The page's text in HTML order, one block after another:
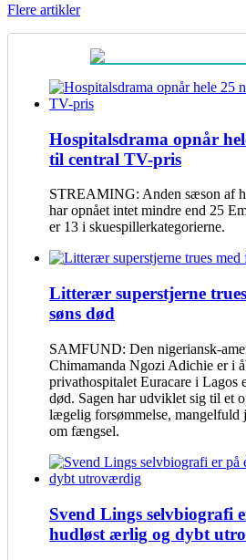
Flere artikler
Hospitalsdrama opnår
til central TV-pris
STREAMING: Anden sæson af
har opnået intet mindre end 25
er 13 i skuespillerkategorierne.
Litterær superstjerne
søns død
SAMFUND: Den nigeriansk-
Chimamanda Ngozi Adichie er i
privathospitalet Euracare i Lagos
død. Sagen har udviklet sig til et
lægelig forsømmelse, mangelfuld
om fængsel.
Svend Lings selvbiografi
hudløst ærlig og dybt